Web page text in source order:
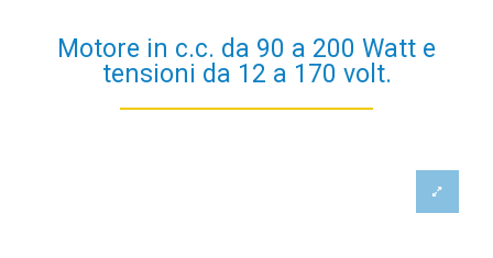
Motore in c.c. da 90 a 200 Watt e
tensioni da 12 a 170 volt.